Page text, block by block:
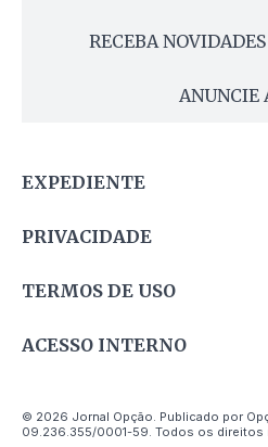
RECEBA
ANUNCIE
EXPEDIENTE
PRIVACIDADE
TERMOS DE USO
ACESSO INTERNO
© 2026 Jornal Opção. Publicado por
09.236.355/0001-59. Todos os direitos